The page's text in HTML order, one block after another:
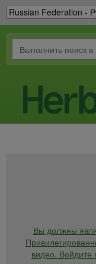
Вы должны
видео. Войдите